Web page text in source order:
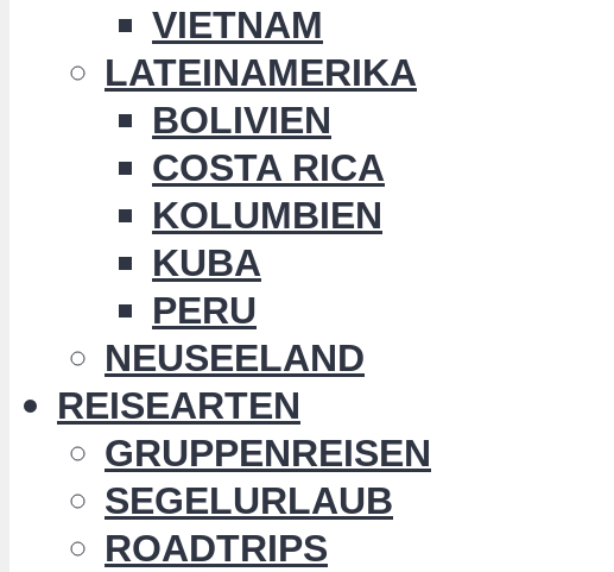
VIETNAM
LATEINAMERIKA
BOLIVIEN
COSTA RICA
KOLUMBIEN
KUBA
PERU
NEUSEELAND
REISEARTEN
GRUPPENREISEN
SEGELURLAUB
ROADTRIPS